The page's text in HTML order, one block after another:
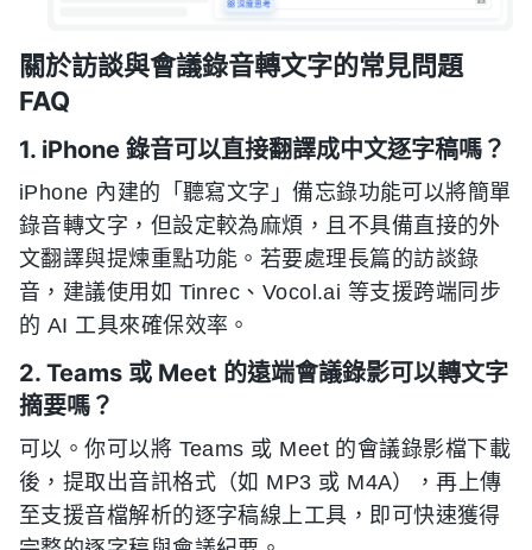
關於訪談與會議錄音轉文字的常見問題
FAQ
1. iPhone 錄音可以直接翻譯成中文逐字稿嗎？
iPhone 內建的「聽寫文字」備忘錄功能可以將簡單
錄音轉文字，但設定較為麻煩，且不具備直接的外
文翻譯與提煉重點功能。若要處理長篇的訪談錄
音，建議使用如 Tinrec、Vocol.ai 等支援跨端同步
的 AI 工具來確保效率。
2. Teams 或 Meet 的遠端會議錄影可以轉文字
摘要嗎？
可以。你可以將 Teams 或 Meet 的會議錄影檔下載
後，提取出音訊格式（如 MP3 或 M4A），再上傳
至支援音檔解析的逐字稿線上工具，即可快速獲得